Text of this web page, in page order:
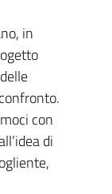
in
con
di